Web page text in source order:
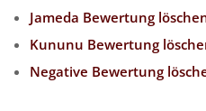
Jameda Bewertung
Kununu Bewertung
Negative Bewertung